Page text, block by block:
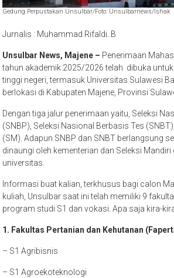
Gedung Perpustakan Unsulbar/Foto: Unsulbarnews/Ishak
Jurnalis : Muhammad Rifaldi. B
Unsulbar News, Majene – Penerimaan
tahun akademik 2025/2026 telah dibuka
tinggi negeri, termasuk Universitas Sulawesi
berlokasi di Kabupaten Majene, Provinsi
Dengan tiga jalur penerimaan yaitu, Seleksi
(SNBP), Seleksi Nasional Berbasis Tes
(SM). Adapun SNBP dan SNBT berlangsung
dinaungi oleh kementerian dan Seleksi
universitas.
Informasi buat kalian, terkhusus bagi calon
kuliah, Unsulbar saat ini telah memiliki 9
program studi S1 dan vokasi. Apa saja kira-
1. Fakultas Pertanian dan Kehutanan
– S1 Agribisnis
– S1 Agroekoteknologi